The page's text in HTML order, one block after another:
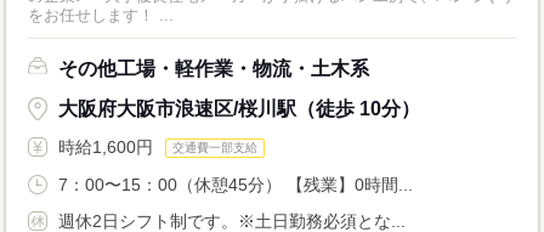
をお任せします！ ...
その他工場・軽作業・物流・土木系
大阪府大阪市浪速区/桜川駅（徒歩 10分）
時給1,600円 交通費一部支給
7：00〜15：00（休憩45分） 【残業】0時間...
週休2日シフト制です。※土日勤務必須とな...